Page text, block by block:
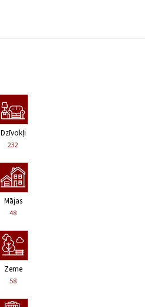
Dzīvokļi
232
Mājas
48
Zeme
58